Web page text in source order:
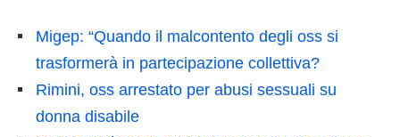
Migep: “Quando il malcontento degli oss si
trasformerà in partecipazione collettiva?
Rimini, oss arrestato per abusi sessuali su
donna disabile